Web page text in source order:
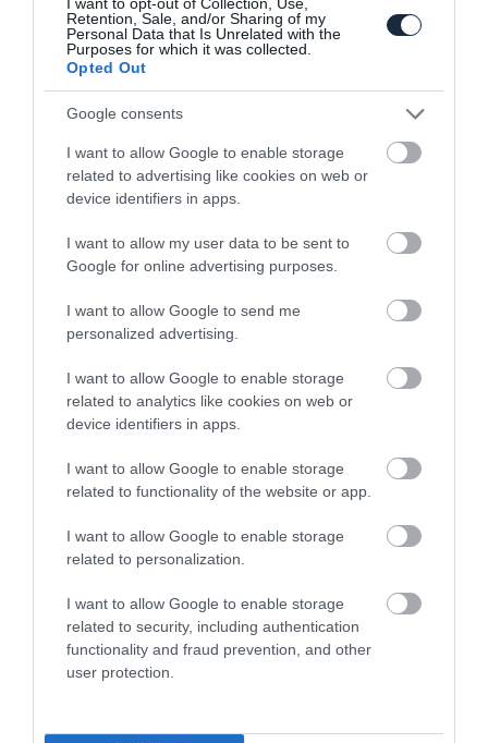
Retention, Sale, and/or Sharing of my
Personal Data that Is Unrelated with the
Purposes for which it was collected.
Opted Out
Google consents
I want to allow Google to enable storage
related to advertising like cookies on web or
device identifiers in apps.
I want to allow my user data to be sent to
Google for online advertising purposes.
I want to allow Google to send me
personalized advertising.
I want to allow Google to enable storage
related to analytics like cookies on web or
device identifiers in apps.
I want to allow Google to enable storage
related to functionality of the website or app.
I want to allow Google to enable storage
related to personalization.
I want to allow Google to enable storage
related to security, including authentication
functionality and fraud prevention, and other
user protection.
Supra
vezetni is lehet